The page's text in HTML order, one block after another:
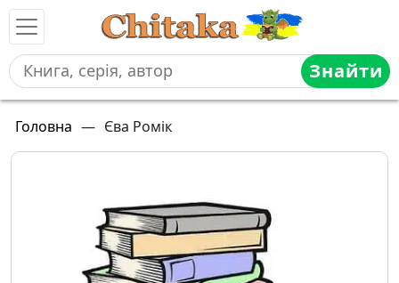
Знайти
Головна — Єва Ромік